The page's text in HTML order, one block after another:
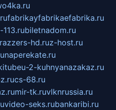
fabrikayfabrikaefabrika.ru
biletnadom.ru
hd.ruz-host.ru
naperekate.ru
2-kuhnyanazakaz.ru
cs-68.ru
mir-tk.ruvlknrussia.ru
video-seks.rubankaribi.ru